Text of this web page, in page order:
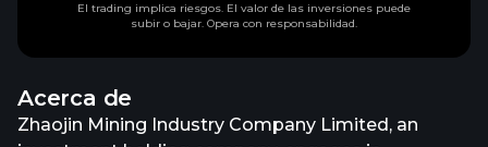
Acerca de
Zhaojin Mining Industry Company Limited, an
El trading implica riesgos. El valor de las inversiones puede
subir o bajar. Opera con responsabilidad.